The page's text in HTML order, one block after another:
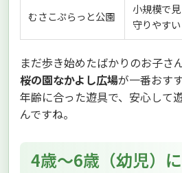
むさこぷらっと公園
小規模で見
守りやすい
まだ歩き始めたばかりのお子さ
桜の園なかよし広場が一番おす
年齢に合った遊具で、安心して
んですね。
4歳〜6歳（幼児）